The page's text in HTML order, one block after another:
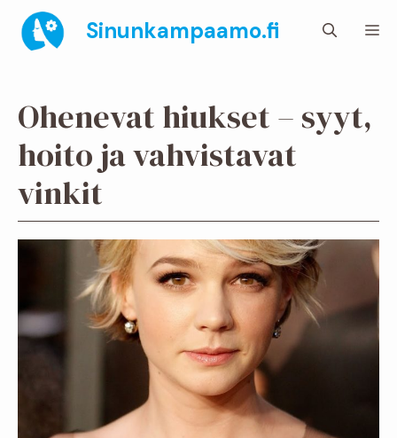
sisältöön
Sinunkampaamo.fi
Ohenevat hiukset – syyt,
hoito ja vahvistavat
vinkit